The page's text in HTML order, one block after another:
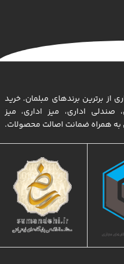
از برترین برندهای مبلمان. خرید
صندلی اداری، میز اداری، میز
به همراه ضمانت اصالت محصولات.